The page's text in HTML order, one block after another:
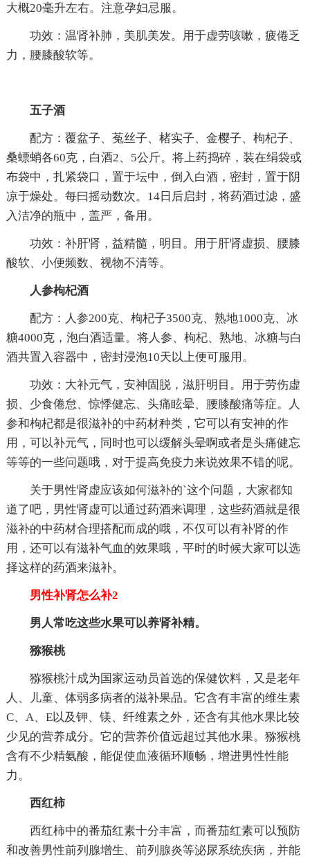
大概20毫升左右。注意孕妇忌服。
功效：温肾补肺，美肌美发。用于虚劳咳嗽，疲倦乏
力，腰膝酸软等。
五子酒
配方：覆盆子、菟丝子、楮实子、金樱子、枸杞子、
桑螵蛸各60克，白酒2、5公斤。将上药捣碎，装在绢袋或
布袋中，扎紧袋口，置于坛中，倒入白酒，密封，置于阴
凉于燥处。每曰摇动数次。14日后启封，将药酒过滤，盛
入洁净的瓶中，盖严，备用。
功效：补肝肾，益精髓，明目。用于肝肾虚损、腰膝
酸软、小便频数、视物不清等。
人参枸杞酒
配方：人参200克、枸杞子3500克、熟地1000克、冰
糖4000克，泡白酒适量。将人参、枸杞、熟地、冰糖与白
酒共置入容器中，密封浸泡10天以上便可服用。
功效：大补元气，安神固脱，滋肝明目。用于劳伤虚
损、少食倦怠、惊悸健忘、头痛眩晕、腰膝酸痛等症。人
参和枸杞都是很滋补的中药材种类，它可以有安神的作
用，可以补元气，同时也可以缓解头晕啊或者是头痛健忘
等等的一些问题哦，对于提高免疫力来说效果不错的呢。
关于男性肾虚应该如何滋补的`这个问题，大家都知
道了吧，男性肾虚可以通过药酒来调理，这些药酒就是很
滋补的中药材合理搭配而成的哦，不仅可以有补肾的作
用，还可以有滋补气血的效果哦，平时的时候大家可以选
择这样的药酒来滋补。
男性补肾怎么补2
男人常吃这些水果可以养肾补精。
猕猴桃
猕猴桃汁成为国家运动员首选的保健饮料，又是老年
人、儿童、体弱多病者的滋补果品。它含有丰富的维生素
C、A、E以及钾、镁、纤维素之外，还含有其他水果比较
少见的营养成分。它的营养价值远超过其他水果。猕猴桃
含有不少精氨酸，能促使血液循环顺畅，增进男性性能
力。
西红柿
西红柿中的番茄红素十分丰富，而番茄红素可以预防
和改善男性前列腺增生、前列腺炎等泌尿系统疾病，并能